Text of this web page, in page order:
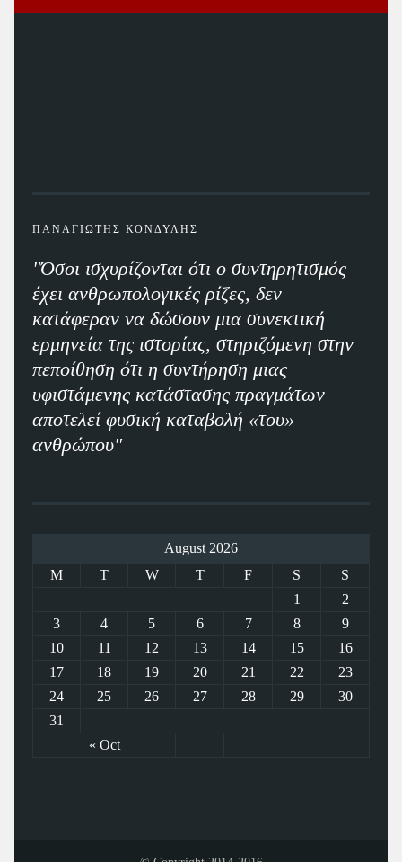
ΠΑΝΑΓΙΩΤΗΣ ΚΟΝΔΥΛΗΣ
"Όσοι ισχυρίζονται ότι ο συντηρητισμός
έχει ανθρωπολογικές ρίζες, δεν
κατάφεραν να δώσουν μια συνεκτική
ερμηνεία της ιστορίας, στηριζόμενη στην
πεποίθηση ότι η συντήρηση μιας
υφιστάμενης κατάστασης πραγμάτων
αποτελεί φυσική καταβολή «του»
ανθρώπου"
August 2026
M
T W T F S S
« Oct
1
2
3
4 5 6 7 8
9
10
11 12 13 14 15
16
17
18 19 20 21 22
23
24
25 26 27 28 29
30
31